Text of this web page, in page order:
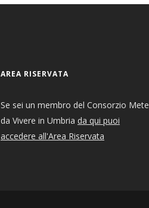
AREA RISERVATA
Se sei un membro del Consorzio Mete
da Vivere in Umbria da qui puoi
accedere all'Area Riservata